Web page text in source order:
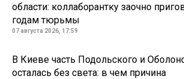
области: коллаборантку заочно
годам тюрьмы
07 августа 2026, 17:59
В Киеве часть Подольского и
осталась без света: в чем причина